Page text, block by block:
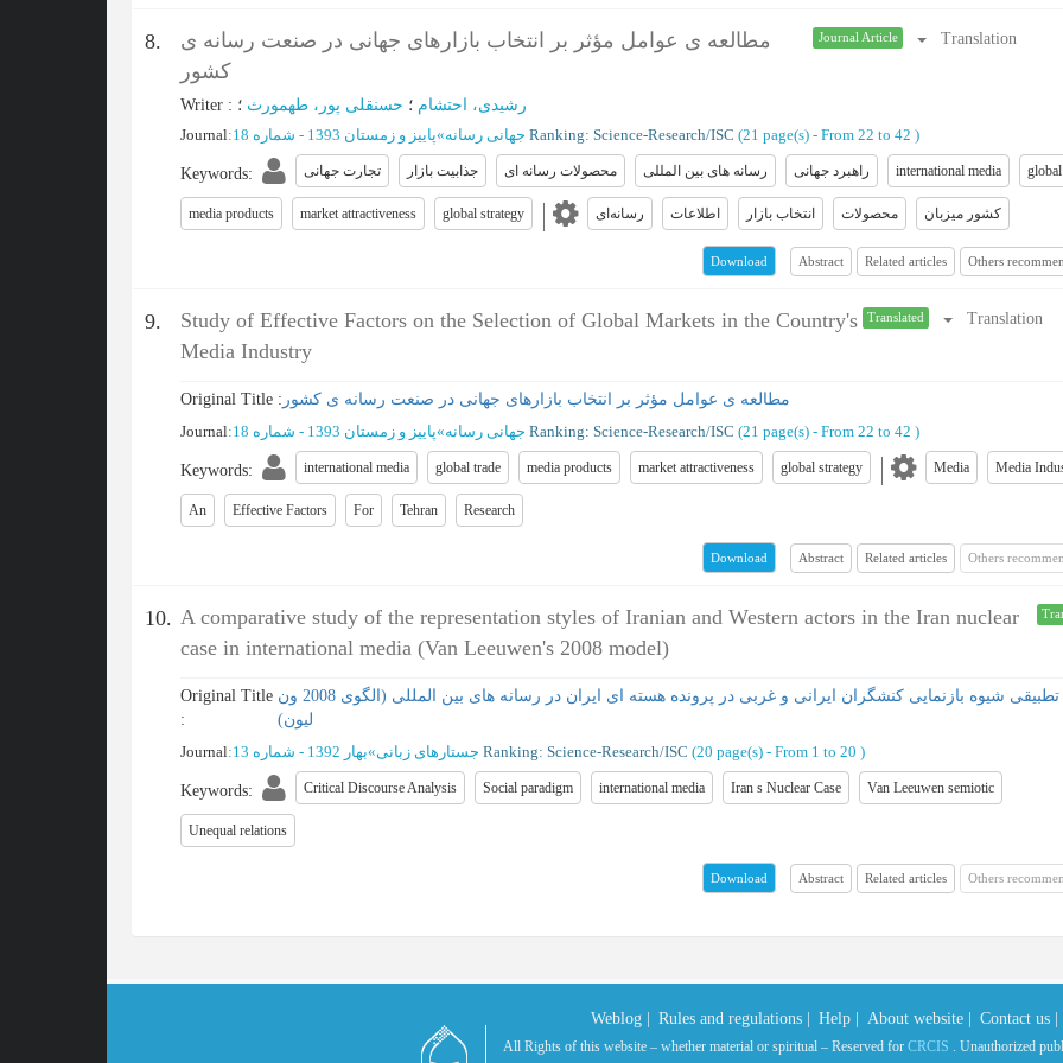
8.
مطالعه ی عوامل مؤثر بر انتخاب بازارهای جهانی در صنعت رسانه ی
کشور
Journal Article Translation
Writer : رشیدی، احتشام ؛ حسنقلی پور، طهمورث ؛
Journal: جهانی رسانه»پاییز و زمستان 1393 - شماره 18 Ranking: Science-Research/ISC (‎21 page(s) - From 22 to 42 )
Keywords: تجارت جهانی جذابیت بازار محصولات رسانه ای رسانه های بین المللی راهبرد جهانی international media
media products market attractiveness global strategy رسانه‌ای اطلاعات انتخاب بازار محصولات کشور میزبان
Download Abstract Related articles Others
9.
Study of Effective Factors on the Selection of Global Markets in the Country's
Media Industry
Translated Translation
Original Title : مطالعه ی عوامل مؤثر بر انتخاب بازارهای جهانی در صنعت رسانه ی کشور
Journal: جهانی رسانه»پاییز و زمستان 1393 - شماره 18 Ranking: Science-Research/ISC (‎21 page(s) - From 22 to 42 )
Keywords: international media global trade media products market attractiveness global strategy Media Media
An Effective Factors For Tehran Research
Download Abstract Related articles Others
10. A comparative study of the representation styles of Iranian and Western actors in the Iran nuclear
case in international media (Van Leeuwen's 2008 model)
Original Title
:
مطالعه تطبیقی شیوه بازنمایی کنشگران ایرانی و غربی در پرونده هسته ای ایران در رسانه های بین المللی (الگوی 2008 ون
لیون)
Journal: جستارهای زبانی»بهار 1392 - شماره 13 Ranking: Science-Research/ISC (‎20 page(s) - From 1 to 20 )
Keywords: Critical Discourse Analysis Social paradigm international media Iran s Nuclear Case Van Leeuwen semiotic
Unequal relations
Download Abstract Related articles Others
Weblog | Rules and regulations | Help | About website | Contact us |
All Rights of this website – whether material or spiritual – Reserved for CRCIS . Unauthorized